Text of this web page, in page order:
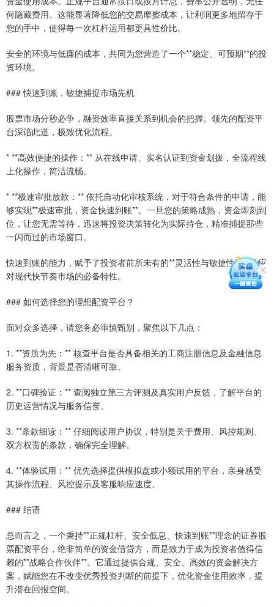
何隐藏费用。这能显著降低您的交易摩擦成本，让利润更多地留存于
您的手中，使得每一次杠杆运用都更具性价比。
安全的环境与低廉的成本，共同为您营造了一个**稳定、可预期**的投
资环境。
### 快速到账，敏捷捕捉市场先机
股票市场分秒必争，融资效率直接关系到机会的把握。领先的配资平
台深谙此道，极致优化流程。
* **高效便捷的操作：** 从在线申请、实名认证到资金划拨，全流程线
上化操作，简洁流畅。
* **极速审批放款：** 依托自动化审核系统，对于符合条件的申请，能
够实现**极速审批，资金快速到账**。一旦您的策略成熟，资金即刻到
位，让您无需等待，迅速将投资决策转化为实际持仓，精准捕捉那些
一闪而过的市场窗口。
快速到账的能力，赋予了投资者前所未有的**灵活性与敏捷性**，是应
对现代快节奏市场的必备特性。
### 如何选择您的理想配资平台？
面对众多选择，请您务必审慎甄别，聚焦以下几点：
1. **资质为先：** 核查平台是否具备相关的工商注册信息及金融信息
服务资质，背景是否清晰可靠。
2. **口碑验证：** 查阅独立第三方评测及真实用户反馈，了解平台的
历史运营情况与服务信誉。
3. **条款细读：** 仔细阅读用户协议，特别是关于费用、风控规则、
双方权责的条款，确保完全理解。
4. **体验试用：** 优先选择提供模拟盘或小额试用的平台，亲身感受
其操作流程、风控提示及客服响应速度。
### 结语
总而言之，一个秉持**正规杠杆、安全低息、快速到账**理念的证券股
票配资平台，绝非简单的资金借贷方，而是致力于成为投资者值得信
赖的**战略合作伙伴**。它通过提供合规、安全、高效的资金解决方
案，赋能您在不改变优秀投资判断的前提下，优化资金使用效率，提
升潜在回报空间。